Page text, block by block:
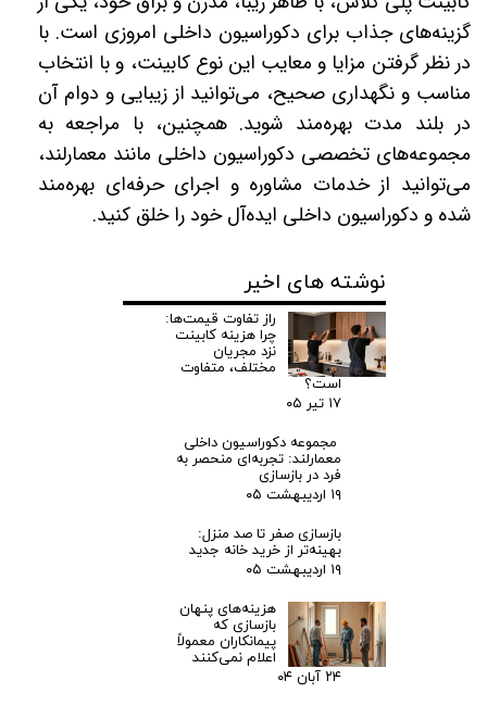
گزینه‌های جذاب برای دکوراسیون داخلی امروزی است. با
در نظر گرفتن مزایا و معایب این نوع کابینت، و با انتخاب
مناسب و نگهداری صحیح، می‌توانید از زیبایی و دوام آن
در بلند مدت بهره‌مند شوید. همچنین، با مراجعه به
مجموعه‌های تخصصی دکوراسیون داخلی مانند معمارلند،
می‌توانید از خدمات مشاوره و اجرای حرفه‌ای بهره‌مند
شده و دکوراسیون داخلی ایده‌آل خود را خلق کنید.
نوشته های اخیر
راز تفاوت قیمت‌ها:
چرا هزینه کابینت
نزد مجریان
مختلف، متفاوت
است؟
۱۷ تیر ۰۵
مجموعه دکوراسیون داخلی
معمارلند: تجربه‌ای منحصر به
فرد در بازسازی
۱۹ اردیبهشت ۰۵
بازسازی صفر تا صد منزل:
بهینه‌تر از خرید خانه جدید
۱۹ اردیبهشت ۰۵
هزینه‌های پنهان
بازسازی که
پیمانکاران معمولاً
اعلام نمی‌کنند
۲۴ آبان ۰۴